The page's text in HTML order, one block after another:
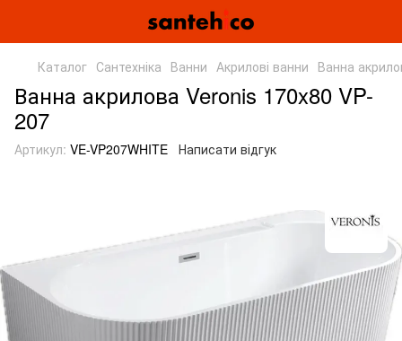
Каталог Сантехніка Ванни Акрилові ванни Ванна
Ванна акрилова Veronis 170x80 VP-
207
Артикул: VE-VP207WHITE Написати відгук